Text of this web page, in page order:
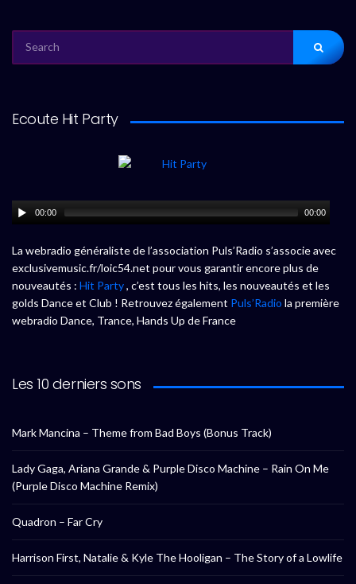
FOR:
Ecoute Hit Party
00:00 00:00
La webradio généraliste de l’association Puls’Radio s’associe avec
exclusivemusic.fr/loic54.net pour vous garantir encore plus de
nouveautés : Hit Party, c’est tous les hits, les nouveautés et les
golds Dance et Club ! Retrouvez également Puls’Radio la première
webradio Dance, Trance, Hands Up de France
Les 10 derniers sons
Mark Mancina – Theme from Bad Boys (Bonus Track)
Lady Gaga, Ariana Grande & Purple Disco Machine – Rain On Me
(Purple Disco Machine Remix)
Quadron – Far Cry
Harrison First, Natalie & Kyle The Hooligan – The Story of a Lowlife